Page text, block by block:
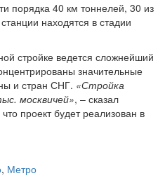
порядка 40 км тоннелей, 30 из
находятся в стадии
стройке ведется сложнейший
значительные
и стран СНГ. «Стройка
москвичей», – сказал
проект будет реализован в
, Метро